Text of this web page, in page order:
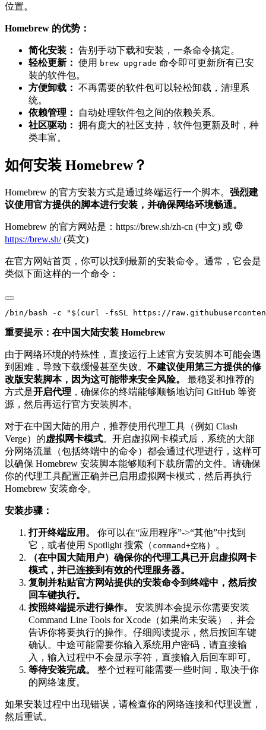
位置。
Homebrew 的优势：
简化安装： 告别手动下载和安装，一条命令搞定。
轻松更新： 使用 brew upgrade 命令即可更新所有已安
装的软件包。
方便卸载： 不再需要的软件包可以轻松卸载，清理系
统。
依赖管理：
自动处理软件包之间的依赖关系。
社区驱动： 拥有庞大的社区支持，软件包更新及时，种
类丰富。
如何安装 Homebrew？
Homebrew 的官方安装方式是通过终端运行一个脚本。 强烈建
议使用官方提供的脚本进行安装，并确保网络环境畅通。
Homebrew 的官方网站是：https://brew.sh/zh-cn (中文) 或
https://brew.sh/(英文)
在官方网站首页，你可以找到最新的安装命令。通常，它会是
类似下面这样的一个命令：
重要提示：在中国大陆安装 Homebrew
由于网络环境的特殊性，直接运行上述官方安装脚本可能会遇
到困难，导致下载缓慢甚至失败。 不建议使用第三方提供的修
改版安装脚本，因为这可能带来安全风险。
最稳妥和推荐的
方式是开启代理 ，确保你的终端能够顺畅地访问 GitHub 等资
源，然后再运行官方安装脚本。
对于在中国大陆的用户，推荐使用代理工具（例如 Clash
Verge）的虚拟网卡模式。开启虚拟网卡模式后，系统的大部
分网络流量（包括终端中的命令）都会通过代理进行，这样可
以确保 Homebrew 安装脚本能够顺利下载所需的文件。请确保
你的代理工具配置正确并已启用虚拟网卡模式，然后再执行
Homebrew 安装命令。
安装步骤：
打开终端应用。
你可以在“应用程序”->“其他”中找到
它，或者使用 Spotlight 搜索（ command+空格）。
（在中国大陆用户）确保你的代理工具已开启虚拟网卡
模式，并已连接到有效的代理服务器。
复制并粘贴官方网站提供的安装命令到终端中，然后按
回车键执行。
按照终端提示进行操作。
安装脚本会提示你需要安装
Command Line Tools for Xcode（如果尚未安装），并会
告诉你将要执行的操作。仔细阅读提示，然后按回车键
确认。中途可能需要你输入系统用户密码，请直接输
入，输入过程中不会显示字符，直接输入后回车即可。
等待安装完成。
整个过程可能需要一些时间，取决于你
的网络速度。
如果安装过程中出现错误，请检查你的网络连接和代理设置，
然后重试。